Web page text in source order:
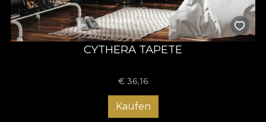
CYTHERA TAPETE
€ 36,16
Kaufen